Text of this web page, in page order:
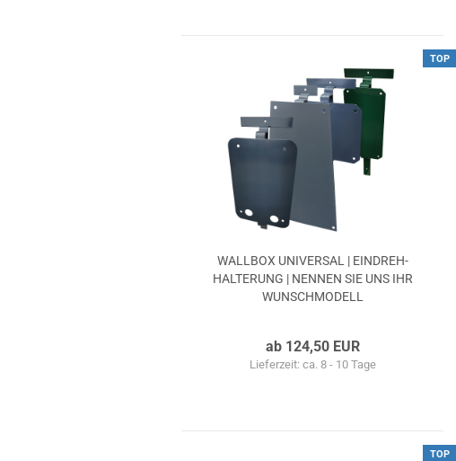
TOP
WALL­BOX UNI­VER­SAL | EIN­DREH­
HAL­TE­RUNG | NEN­NEN SIE UNS IHR
WUNSCH­MO­DELL
ab 124,50 EUR
Lieferzeit: ca. 8 - 10 Tage
TOP